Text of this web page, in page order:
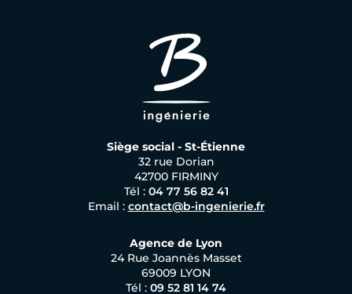
Siège social - St-Étienne
32 rue Dorian
42700 FIRMINY
Tél : 04 77 56 82 41
Email : contact@b-ingenierie.fr
Agence de Lyon
24 Rue Joannès Masset
69009 LYON
Tél : 09 52 81 14 74